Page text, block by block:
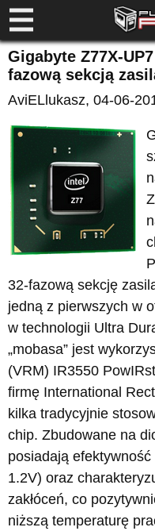
Gigabyte Z77X-
fazową sekcją
AviELlukasz, 04-06-
32-fazową sekcję
jedną z pierwszych w
w technologii Ultra
„mobasa” jest
(VRM) IR3550
firmę International
kilka tradycyjnie
chip. Zbudowane na
posiadają
1.2V) oraz
zakłóceń, co
niższą temperaturę